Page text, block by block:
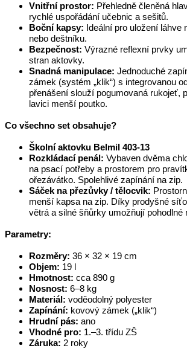
Vnitřní prostor: Přehledně členěná
rychlé uspořádání učebnic a sešitů.
Boční kapsy: Ideální pro uložení láhve
nebo deštníku.
Bezpečnost: Výrazné reflexní prvky
stran aktovky.
Snadná manipulace: Jednoduché
zámek (systém „klik“) s integrovanou
přenášení slouží pogumovaná rukojeť,
lavici menší poutko.
Co všechno set obsahuje?
Školní aktovku Belmil 403-13
Rozkládací penál: Vybaven dvěma
na psací potřeby a prostorem pro
ořezávátko. Spolehlivé zapínání na zip.
Sáček na přezůvky / tělocvik:
menší kapsa na zip. Díky prodyšné
větrá a silné šňůrky umožňují pohodlné
Parametry:
Rozměry: 36 × 32 × 19 cm
Objem: 19 l
Hmotnost: cca 890 g
Nosnost: 6–8 kg
Materiál: voděodolný polyester
Zapínání: kovový zámek („klik“)
Hrudní pás: ano
Vhodné pro: 1.–3. třídu ZŠ
Záruka: 2 roky